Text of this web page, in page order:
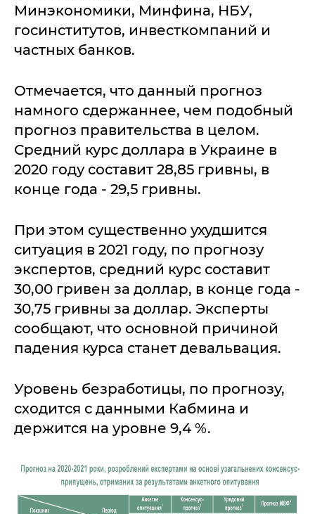
Минэкономики, Минфина, НБУ,
госинститутов, инвесткомпаний и
частных банков.
Отмечается, что данный прогноз
намного сдержаннее, чем подобный
прогноз правительства в целом.
Средний курс доллара в Украине в
2020 году составит 28,85 гривны, в
конце года - 29,5 гривны.
При этом существенно ухудшится
ситуация в 2021 году, по прогнозу
экспертов, средний курс составит
30,00 гривен за доллар, в конце года -
30,75 гривны за доллар. Эксперты
сообщают, что основной причиной
падения курса станет девальвация.
Уровень безработицы, по прогнозу,
сходится с данными Кабмина и
держится на уровне 9,4 %.